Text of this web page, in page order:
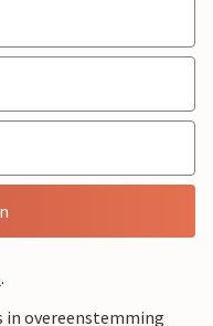
.
in overeenstemming